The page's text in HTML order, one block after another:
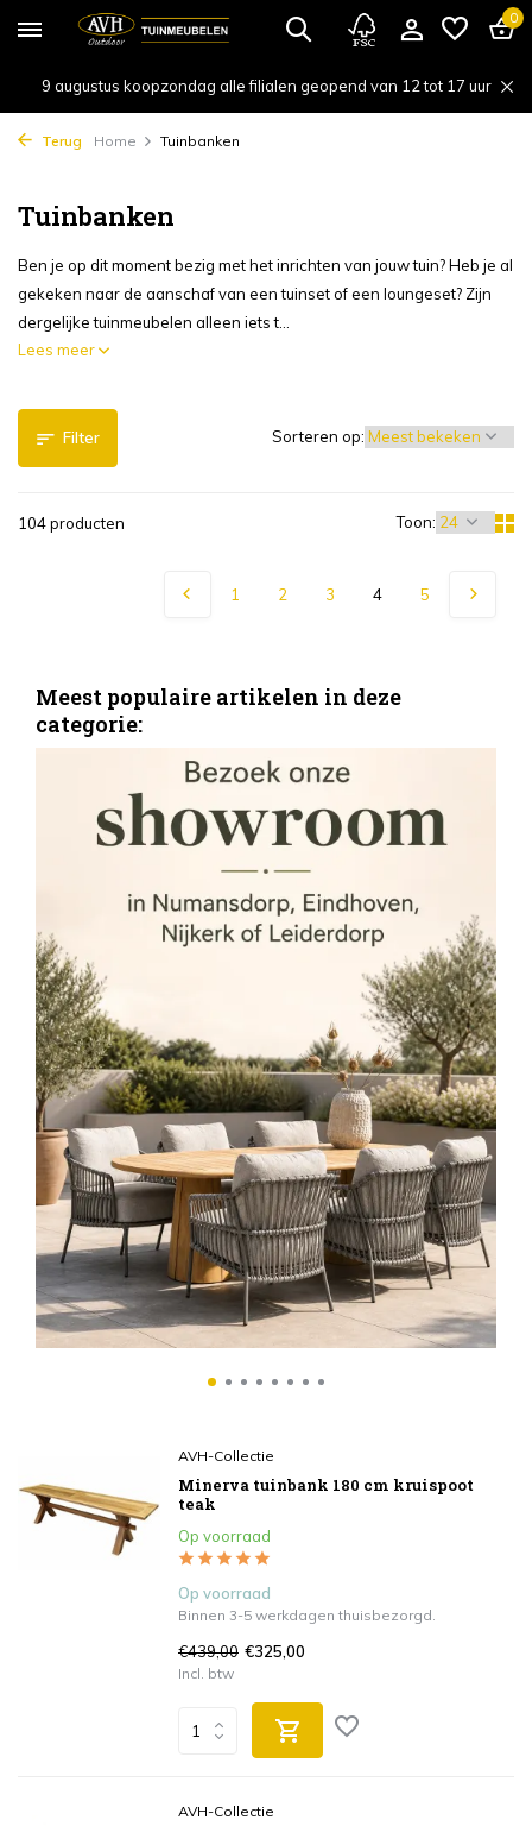
0
9 augustus koopzondag alle filialen geopend van 12 tot 17 uur
Terug Home Tuinbanken
Tuinbanken
Ben je op dit moment bezig met het inrichten van jouw tuin? Heb je al
gekeken naar de aanschaf van een tuinset of een loungeset? Zijn
dergelijke tuinmeubelen alleen iets t...
Lees meer
Filter
104 producten Toon:
Sorteren op:
1 2 3 4 5
Meest populaire artikelen in deze
categorie:
AVH-Collectie
Minerva tuinbank 180 cm kruispoot
teak
Op voorraad
Op voorraad
Binnen 3-5 werkdagen thuisbezorgd.
€439,00 €325,00
Incl. btw
AVH-Collectie